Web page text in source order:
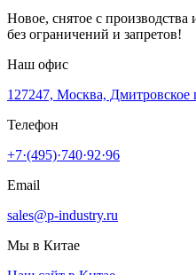
Новое, снятое с
без ограничений и запретов!
Наш офис
127247, Москва, Дмитровское
Телефон
+7·(495)·740·92·96
Email
sales@p-industry.ru
Мы в Китае